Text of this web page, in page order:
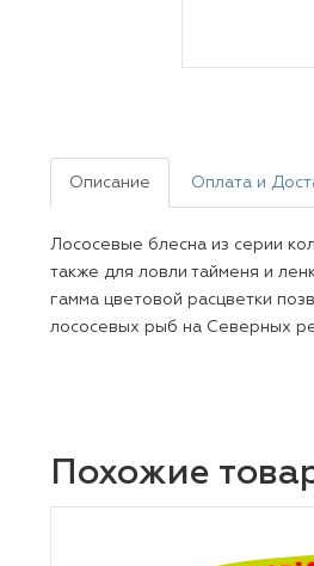
Описание Оплата и
Лососевые блесна из серии
также для ловли тайменя и
гамма цветовой расцветки
лососевых рыб на Северных
Похожие